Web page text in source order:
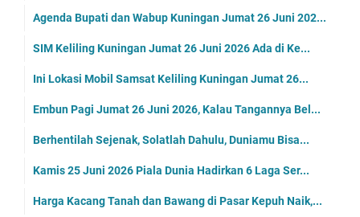
Agenda Bupati dan Wabup Kuningan Jumat 26 Juni 202...
SIM Keliling Kuningan Jumat 26 Juni 2026 Ada di Ke...
Ini Lokasi Mobil Samsat Keliling Kuningan Jumat 26...
Embun Pagi Jumat 26 Juni 2026, Kalau Tangannya Bel...
Berhentilah Sejenak, Solatlah Dahulu, Duniamu Bisa...
Kamis 25 Juni 2026 Piala Dunia Hadirkan 6 Laga Ser...
Harga Kacang Tanah dan Bawang di Pasar Kepuh Naik,...